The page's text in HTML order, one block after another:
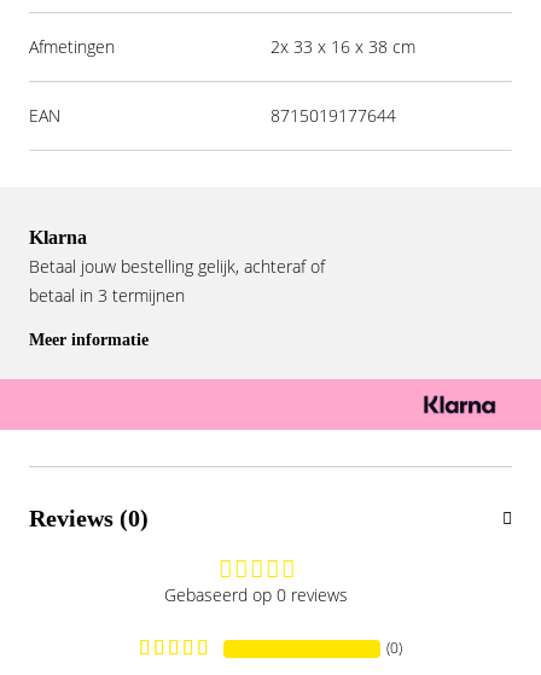
Afmetingen 2x 33 x 16 x 38 cm
EAN 8715019177644
Klarna
Betaal jouw bestelling gelijk, achteraf of
betaal in 3 termijnen
Meer informatie
Reviews (0)
Gebaseerd op 0 reviews
(0)